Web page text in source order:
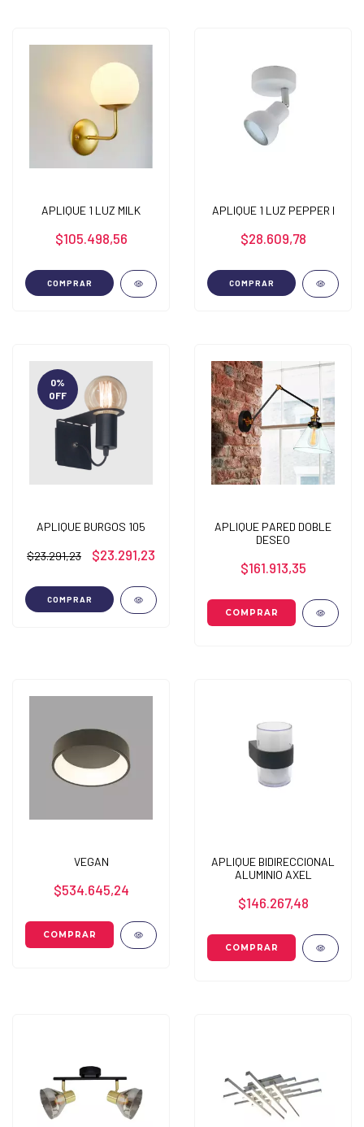
APLIQUE 1 LUZ MILK
$105.498,56
COMPRAR
APLIQUE 1 LUZ PEPPER I
$28.609,78
COMPRAR
0%
OFF
APLIQUE BURGOS 105
$23.291,23 $23.291,23
COMPRAR
APLIQUE PARED DOBLE
DESEO
$161.913,35
VEGAN
$534.645,24
APLIQUE BIDIRECCIONAL
ALUMINIO AXEL
$146.267,48